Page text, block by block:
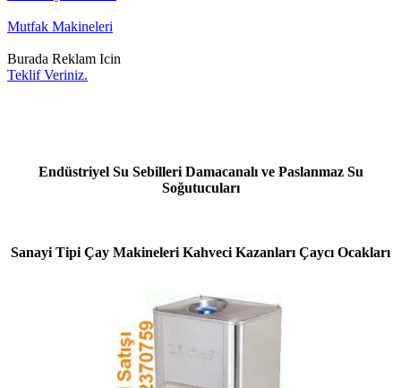
Mutfak Makineleri
Burada Reklam Icin
Teklif Veriniz.
Endüstriyel Su Sebilleri Damacanalı ve Paslanmaz Su
Soğutucuları
Sanayi Tipi Çay Makineleri Kahveci Kazanları Çaycı Ocakları